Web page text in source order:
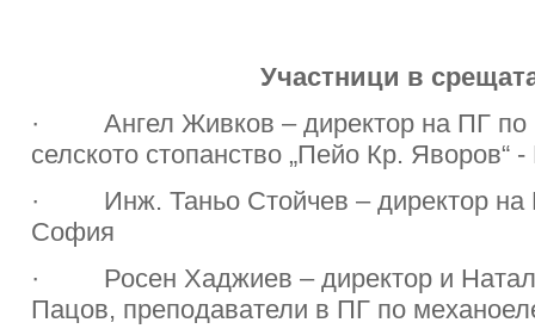
Участници в
· Ангел Живков – директор на ПГ по
селското стопанство „Пейо Кр. Яворов“
· Инж. Таньо Стойчев – директор на
София
· Росен Хаджиев – директор и
Пацов, преподаватели в ПГ по